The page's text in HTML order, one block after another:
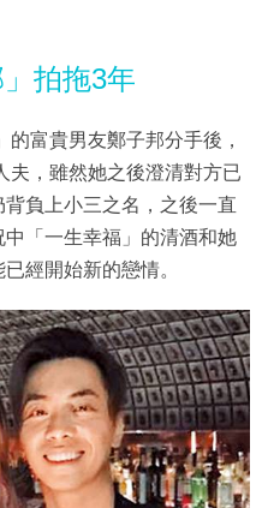
拍拖3年
富貴男友鄭子邦分手後，
夫，雖然她之後澄清對方已
負上小三之名，之後一直
「一生幸福」的清酒和她
經開始新的戀情。